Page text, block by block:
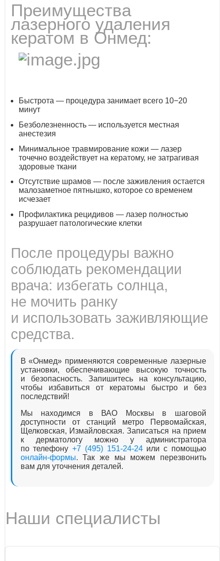
Преимущества
лазерного удаления
кератом в Онмед:
Быстрота — процедура занимает всего 10−20
минут
Безболезненность — используется местная
анестезия
Минимальное травмирование кожи — лазер
точечно воздействует на кератому, не затрагивая
здоровые ткани
Отсутствие шрамов — после заживления остается
малозаметное пятнышко, которое со временем
исчезает
Профилактика рецидивов — лазер полностью
разрушает патологические клетки
После процедуры важно
соблюдать рекомендации
врача: избегать солнца,
не мочить ранку
и использовать заживляющие
средства.
В «Онмед» применяются современные лазерные
установки, обеспечивающие высокую точность
и безопасность. Запишитесь на консультацию,
чтобы избавиться от кератомы быстро и без
последствий!
Мы находимся в ВАО Москвы в шаговой
доступности от станций метро Первомайская,
Щелковская, Измайловская. Записаться на прием
к дерматологу можно у администратора
по телефону+7 (495) 151-24-24или с помощью
онлайн-формы. Так же мы можем перезвонить
вам для уточнения деталей.
Наши специалисты